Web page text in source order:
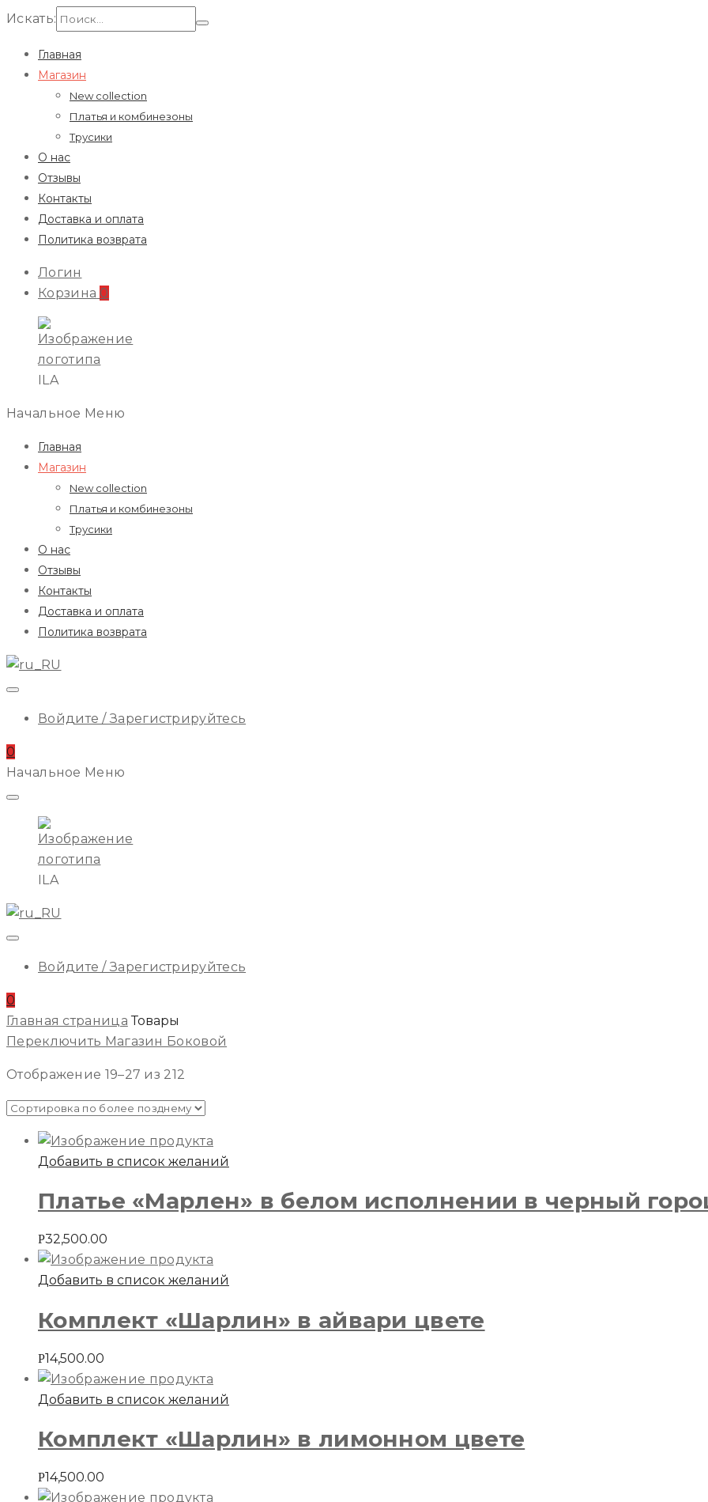
Искать:
Главная
Магазин
New collection
Платья и комбинезоны
Трусики
О нас
Отзывы
Контакты
Доставка и оплата
Политика возврата
Логин
Корзина 0
ILA
Начальное Меню
Главная
Магазин
New collection
Платья и комбинезоны
Трусики
О нас
Отзывы
Контакты
Доставка и оплата
Политика возврата
Войдите / Зарегистрируйтесь
0
Начальное Меню
ILA
Войдите / Зарегистрируйтесь
0
Главная страница Товары
Переключить Магазин Боковой
Отображение 19–27 из 212
Добавить в список желаний
Платье «Марлен» в белом исполнении в черный
Р32,500.00
Добавить в список желаний
Комплект «Шарлин» в айвари цвете
Р14,500.00
Добавить в список желаний
Комплект «Шарлин» в лимонном цвете
Р14,500.00